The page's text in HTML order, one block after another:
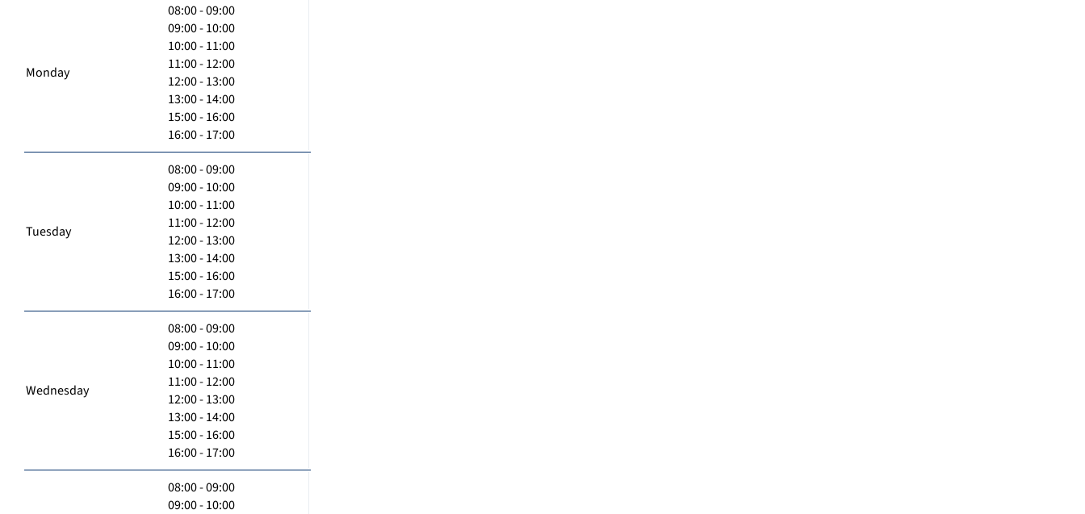
Monday
08:00 - 09:00
09:00 - 10:00
10:00 - 11:00
11:00 - 12:00
12:00 - 13:00
13:00 - 14:00
15:00 - 16:00
16:00 - 17:00
Tuesday
08:00 - 09:00
09:00 - 10:00
10:00 - 11:00
11:00 - 12:00
12:00 - 13:00
13:00 - 14:00
15:00 - 16:00
16:00 - 17:00
Wednesday
08:00 - 09:00
09:00 - 10:00
10:00 - 11:00
11:00 - 12:00
12:00 - 13:00
13:00 - 14:00
15:00 - 16:00
16:00 - 17:00
08:00 - 09:00
09:00 - 10:00